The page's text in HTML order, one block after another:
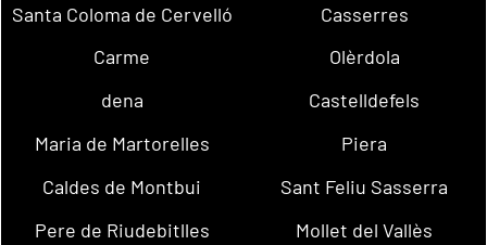
Santa Coloma de Cervelló
Casserres
Carme
Olèrdola
dena
Castelldefels
Maria de Martorelles
Piera
Caldes de Montbui
Sant Feliu Sasserra
Pere de Riudebitlles
Mollet del Vallès